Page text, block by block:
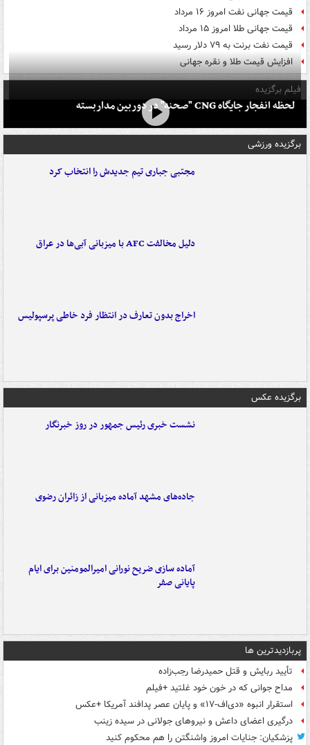
قیمت جهانی نفت امروز ۱۶ مرداد
قیمت جهانی طلا امروز ۱۵ مرداد
قیمت نفت برنت به ۷۹ دلار رسید
افزایش قیمت طلا و نقره جهانی
فیلم برگزیده
لحظه انفجار جایگاه CNG "صحنه" در دوربین مداربسته
برگزیده ورزشی
مجتبی جباری تیم جدیدش را انتخاب کرد
دلیل مخالفت AFC با میزبانی آبی‌ها در عراق
اخراج بدون تعارف در انتظار فرد خاطی پرسپولیس
برگزیده عکس
نشست خبری رئیس جمهور در روز خبرنگار
جاده‌های مشهد آماده میزبانی از زائران رضوی
آماده سازی ضریح نورانی امیرالمومنین برای ایام
پایانی صفر
پربازدیدترین ها
تأیید ربایش و قتل حمیدرضا رجب‌زاده
مداح جوانی که در خون خود غلتید +فیلم
استقرار انبوه «دی‌اف‑۱۷» و پایان عصر پدافند آمریکا +عکس
درگیری اعضای داعش و نیروهای جولانی در سیده زینب
پزشکیان: جنایات امروز واشنگتن را هم محکوم کنید